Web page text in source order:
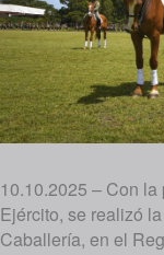
10.10.2025 – Con
Ejército, se realizó
Caballería, en el